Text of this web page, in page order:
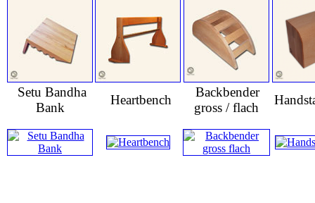
Setu Bandha
Bank
Heartbench
Backbender
gross / flach